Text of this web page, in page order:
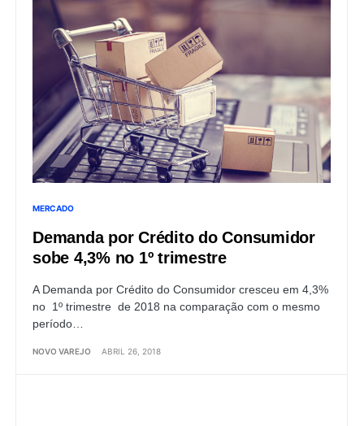
MERCADO
Demanda por Crédito do Consumidor
sobe 4,3% no 1º trimestre
A Demanda por Crédito do Consumidor cresceu em 4,3%
no 1º trimestre de 2018 na comparação com o mesmo
período…
NOVO VAREJO ABRIL 26, 2018